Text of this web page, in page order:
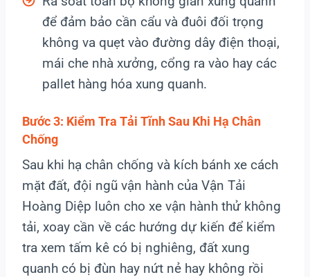
để đảm bảo cần cẩu và đuôi đối trọng
không va quẹt vào đường dây điện thoại,
mái che nhà xưởng, cổng ra vào hay các
pallet hàng hóa xung quanh.
Bước 3: Kiểm Tra Tải Tĩnh Sau Khi Hạ Chân
Chống
Sau khi hạ chân chống và kích bánh xe cách
mặt đất, đội ngũ vận hành của Vận Tải
Hoàng Diệp luôn cho xe vận hành thử không
tải, xoay cần về các hướng dự kiến để kiểm
tra xem tấm kê có bị nghiêng, đất xung
quanh có bị đùn hay nứt nẻ hay không rồi